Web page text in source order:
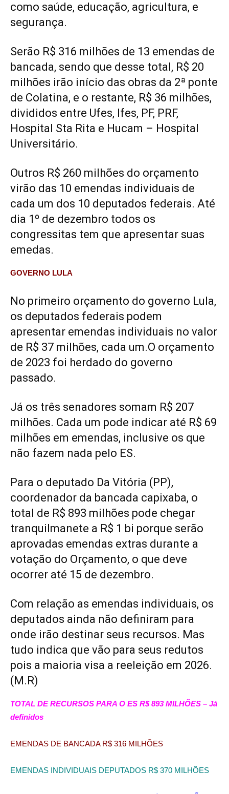
como saúde, educação, agricultura, e
segurança.
Serão R$ 316 milhões de 13 emendas de
bancada, sendo que desse total, R$ 20
milhões irão início das obras da 2ª ponte
de Colatina, e o restante, R$ 36 milhões,
divididos entre Ufes, Ifes, PF, PRF,
Hospital Sta Rita e Hucam – Hospital
Universitário.
Outros R$ 260 milhões do orçamento
virão das 10 emendas individuais de
cada um dos 10 deputados federais. Até
dia 1º de dezembro todos os
congressitas tem que apresentar suas
emedas.
GOVERNO LULA
No primeiro orçamento do governo Lula,
os deputados federais podem
apresentar emendas individuais no valor
de R$ 37 milhões, cada um.O orçamento
de 2023 foi herdado do governo
passado.
Já os três senadores somam R$ 207
milhões. Cada um pode indicar até R$ 69
milhões em emendas, inclusive os que
não fazem nada pelo ES.
Para o deputado Da Vitória (PP),
coordenador da bancada capixaba, o
total de R$ 893 milhões pode chegar
tranquilmanete a R$ 1 bi porque serão
aprovadas emendas extras durante a
votação do Orçamento, o que deve
ocorrer até 15 de dezembro.
Com relação as emendas individuais, os
deputados ainda não definiram para
onde irão destinar seus recursos. Mas
tudo indica que vão para seus redutos
pois a maioria visa a reeleição em 2026.
(M.R)
TOTAL DE RECURSOS PARA O ES R$ 893 MILHÕES – Já
definidos
EMENDAS DE BANCADA R$ 316 MILHÕES
EMENDAS INDIVIDUAIS DEPUTADOS R$ 370 MILHÕES